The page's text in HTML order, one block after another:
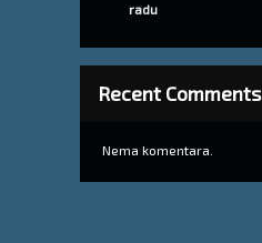
radu
Recent Comments
Nema komentara.